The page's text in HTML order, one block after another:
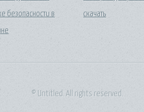
безопасности в
скачать
© Untitled. All rights reserved.